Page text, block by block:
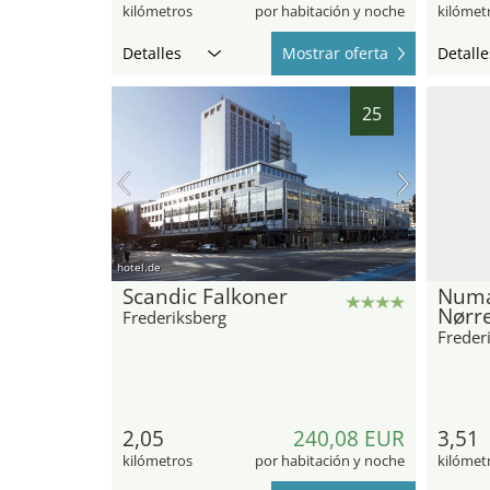
kilómetros por habitación y noche
Detalles Mostrar oferta
25
hotel.de
Scandic Falkoner
Frederiksberg
2,05
kilómetros
240,08 EUR
por habitación y noche
3,51